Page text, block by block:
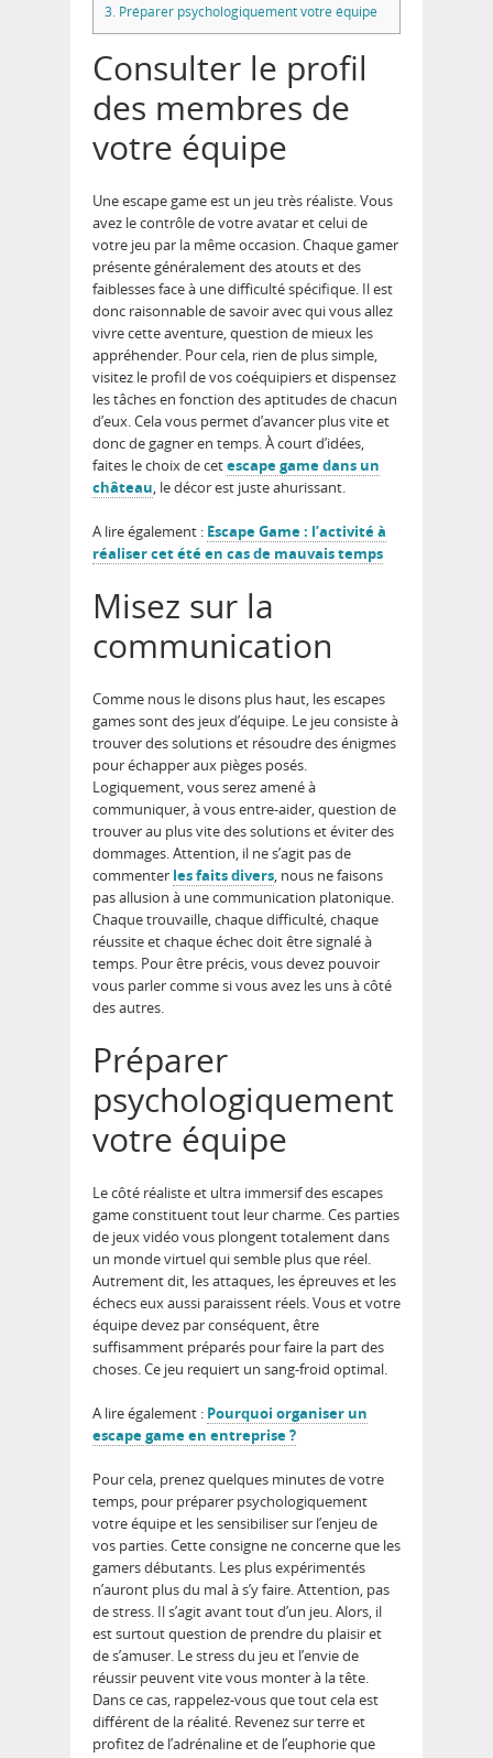
3. Préparer psychologiquement votre équipe
Consulter le profil
des membres de
votre équipe
Une escape game est un jeu très réaliste. Vous
avez le contrôle de votre avatar et celui de
votre jeu par la même occasion. Chaque gamer
présente généralement des atouts et des
faiblesses face à une difficulté spécifique. Il est
donc raisonnable de savoir avec qui vous allez
vivre cette aventure, question de mieux les
appréhender. Pour cela, rien de plus simple,
visitez le profil de vos coéquipiers et dispensez
les tâches en fonction des aptitudes de chacun
d’eux. Cela vous permet d’avancer plus vite et
donc de gagner en temps. À court d’idées,
faites le choix de cetescape game dans un
château, le décor est juste ahurissant.
A lire également : Escape Game : l’activité à
réaliser cet été en cas de mauvais temps
Misez sur la
communication
Comme nous le disons plus haut, les escapes
games sont des jeux d’équipe. Le jeu consiste à
trouver des solutions et résoudre des énigmes
pour échapper aux pièges posés.
Logiquement, vous serez amené à
communiquer, à vous entre-aider, question de
trouver au plus vite des solutions et éviter des
dommages. Attention, il ne s’agit pas de
commenter les faits divers, nous ne faisons
pas allusion à une communication platonique.
Chaque trouvaille, chaque difficulté, chaque
réussite et chaque échec doit être signalé à
temps. Pour être précis, vous devez pouvoir
vous parler comme si vous avez les uns à côté
des autres.
Préparer
psychologiquement
votre équipe
Le côté réaliste et ultra immersif des escapes
game constituent tout leur charme. Ces parties
de jeux vidéo vous plongent totalement dans
un monde virtuel qui semble plus que réel.
Autrement dit, les attaques, les épreuves et les
échecs eux aussi paraissent réels. Vous et votre
équipe devez par conséquent, être
suffisamment préparés pour faire la part des
choses. Ce jeu requiert un sang-froid optimal.
A lire également : Pourquoi organiser un
escape game en entreprise ?
Pour cela, prenez quelques minutes de votre
temps, pour préparer psychologiquement
votre équipe et les sensibiliser sur l’enjeu de
vos parties. Cette consigne ne concerne que les
gamers débutants. Les plus expérimentés
n’auront plus du mal à s’y faire. Attention, pas
de stress. Il s’agit avant tout d’un jeu. Alors, il
est surtout question de prendre du plaisir et
de s’amuser. Le stress du jeu et l’envie de
réussir peuvent vite vous monter à la tête.
Dans ce cas, rappelez-vous que tout cela est
différent de la réalité. Revenez sur terre et
profitez de l’adrénaline et de l’euphorie que